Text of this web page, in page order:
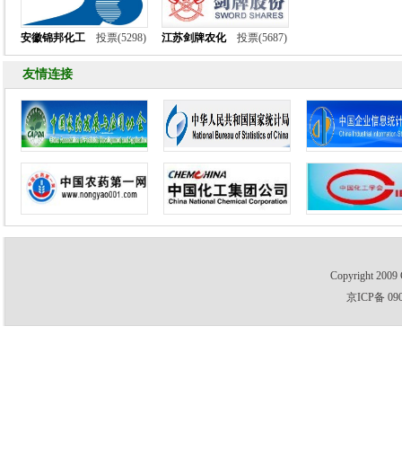
安徽锦邦化工 投票(5298) 江苏剑牌农化 投票(5687)
友情连接
Copyright 2009
京ICP备